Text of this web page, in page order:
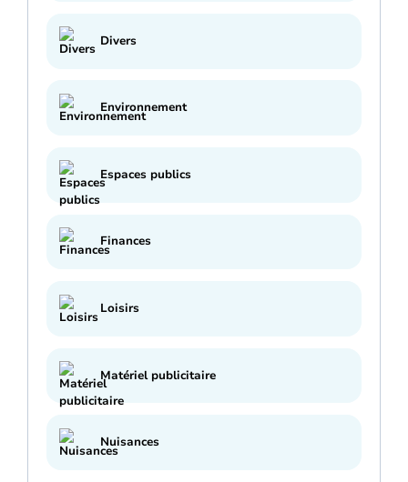
Divers
Environnement
Espaces publics
Finances
Loisirs
Matériel publicitaire
Nuisances